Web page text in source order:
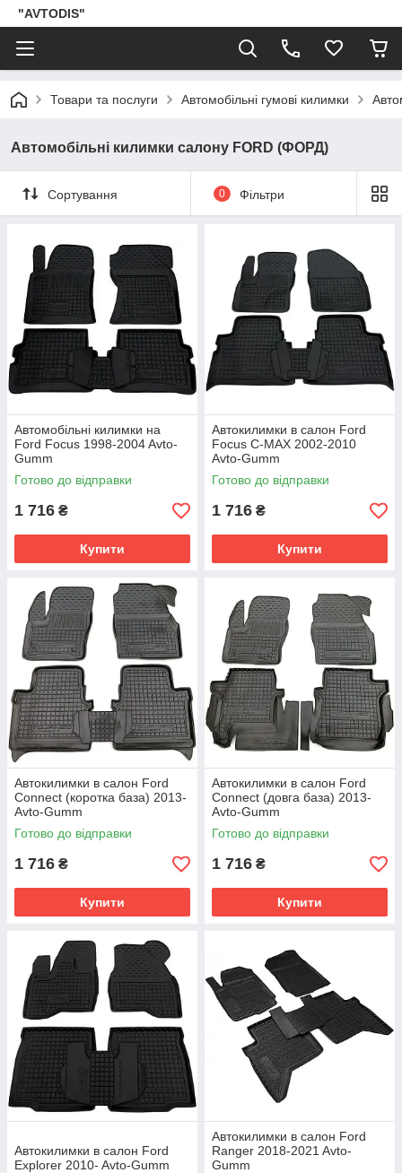
"AVTODIS"
Товари та послуги Автомобільні гумові килимки
Автомобільні килимки салону FORD (ФОРД)
Сортування 0 Фільтри
Автомобільні килимки на
Ford Focus 1998-2004 Avto-
Gumm
Готово до відправки
1 716 ₴
Купити
Автокилимки в салон Ford
Focus C-MAX 2002-2010
Avto-Gumm
Готово до відправки
1 716 ₴
Купити
Автокилимки в салон Ford
Connect (коротка база) 2013-
Avto-Gumm
Готово до відправки
1 716 ₴
Купити
Автокилимки в салон Ford
Connect (довга база) 2013-
Avto-Gumm
Готово до відправки
1 716 ₴
Купити
Автокилимки в салон Ford
Explorer 2010- Avto-Gumm
Автокилимки в салон Ford
Ranger 2018-2021 Avto-
Gumm